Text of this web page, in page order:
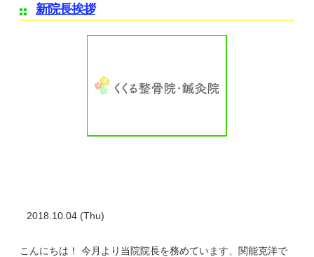
新院長挨拶
2018.10.04 (Thu)
こんにちは！ 今月より当院院長を務めています、関能克洋で